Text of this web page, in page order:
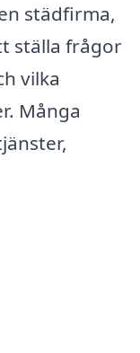
städfirma,
ställa frågor
vilka
Många